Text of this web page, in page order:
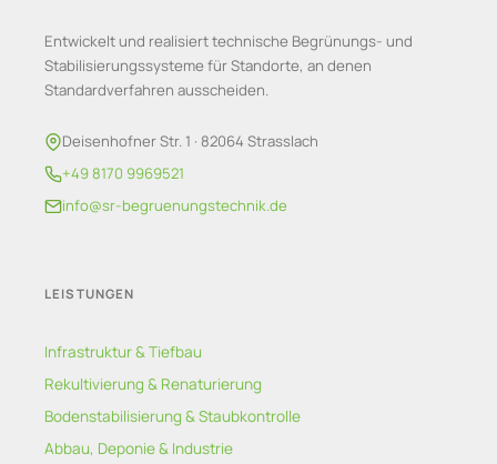
Entwickelt und realisiert technische Begrünungs- und
Stabilisierungssysteme für Standorte, an denen
Standardverfahren ausscheiden.
Deisenhofner Str. 1 · 82064 Strasslach
+49 8170 9969521
info@sr-begruenungstechnik.de
LEISTUNGEN
Infrastruktur & Tiefbau
Rekultivierung & Renaturierung
Bodenstabilisierung & Staubkontrolle
Abbau, Deponie & Industrie